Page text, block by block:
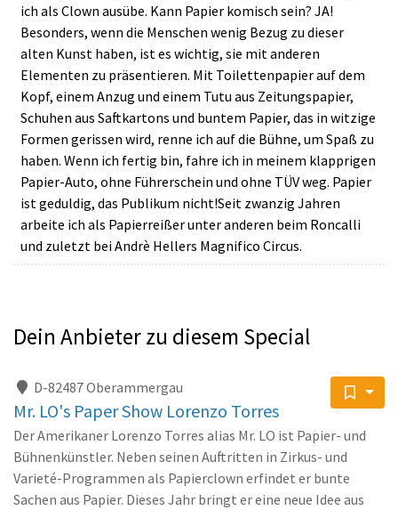
ich als Clown ausübe. Kann Papier komisch sein? JA!
Besonders, wenn die Menschen wenig Bezug zu dieser
alten Kunst haben, ist es wichtig, sie mit anderen
Elementen zu präsentieren. Mit Toilettenpapier auf dem
Kopf, einem Anzug und einem Tutu aus Zeitungspapier,
Schuhen aus Saftkartons und buntem Papier, das in witzige
Formen gerissen wird, renne ich auf die Bühne, um Spaß zu
haben. Wenn ich fertig bin, fahre ich in meinem klapprigen
Papier-Auto, ohne Führerschein und ohne TÜV weg. Papier
ist geduldig, das Publikum nicht!Seit zwanzig Jahren
arbeite ich als Papierreißer unter anderen beim Roncalli
und zuletzt bei Andrè Hellers Magnifico Circus.
Dein Anbieter zu diesem Special
D-82487 Oberammergau
Mr. LO's Paper Show Lorenzo Torres
Der Amerikaner Lorenzo Torres alias Mr. LO ist Papier- und
Bühnenkünstler. Neben seinen Auftritten in Zirkus- und
Varieté-Programmen als Papierclown erfindet er bunte
Sachen aus Papier. Dieses Jahr bringt er eine neue Idee aus